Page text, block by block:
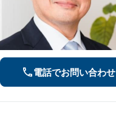
電話でお問い合わせ